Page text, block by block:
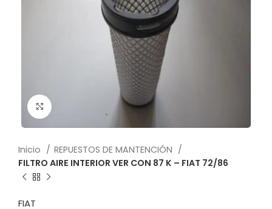
Click to enlarge
Inicio
REPUESTOS DE MANTENCIÓN
FILTRO AIRE INTERIOR VER CON 87 K – FIAT 72/86
FIAT